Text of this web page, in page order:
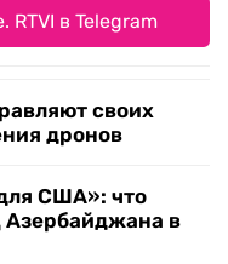
в Telegram
своих
дронов
США»: что
Азербайджана в